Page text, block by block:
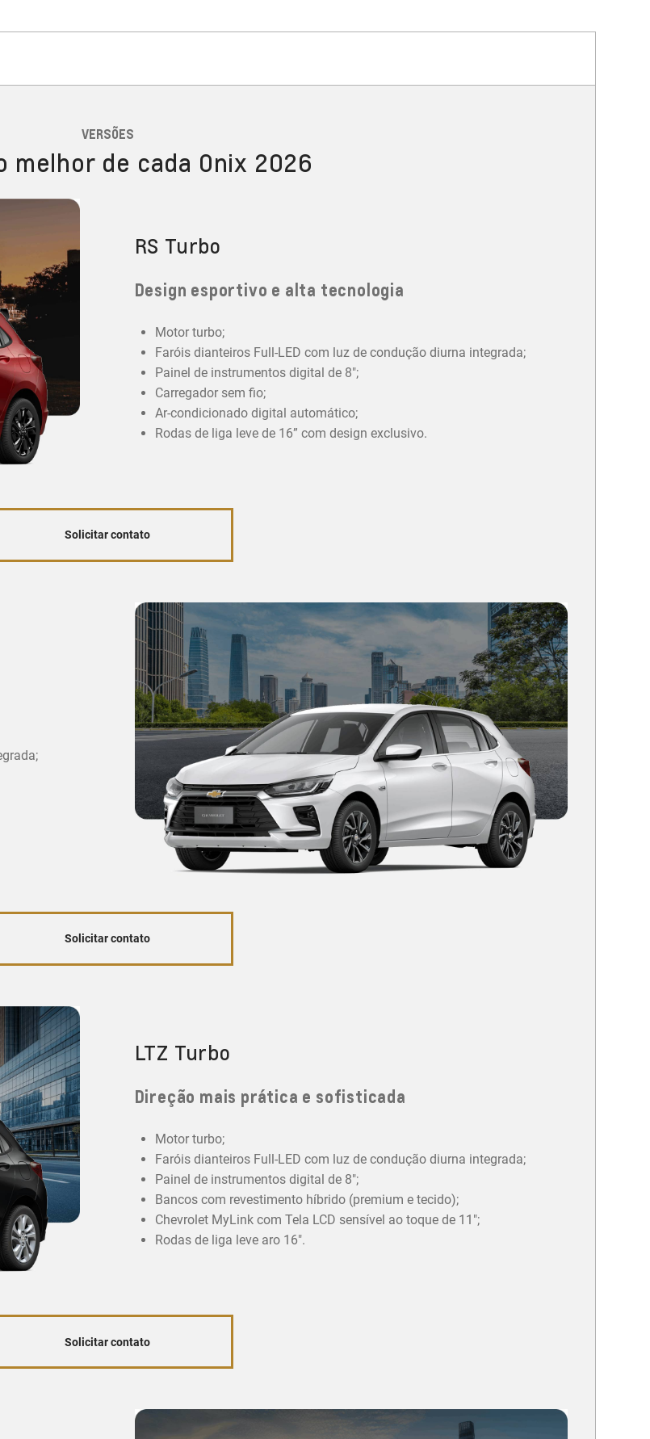
VERSÕES
melhor de cada Onix 2026
RS Turbo
Design esportivo e alta tecnologia
Motor turbo;
Faróis dianteiros Full-LED com luz de condução diurna integrada;
Painel de instrumentos digital de 8";
Carregador sem fio;
Ar-condicionado digital automático;
Rodas de liga leve de 16” com design exclusivo.
Solicitar contato
Solicitar contato
LTZ Turbo
Direção mais prática e sofisticada
Motor turbo;
Faróis dianteiros Full-LED com luz de condução diurna integrada;
Painel de instrumentos digital de 8";
Bancos com revestimento híbrido (premium e tecido);
Chevrolet MyLink com Tela LCD sensível ao toque de 11";
Rodas de liga leve aro 16".
Solicitar contato